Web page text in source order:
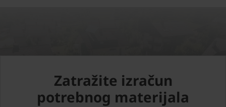
Zatražite izračun
potrebnog materijala